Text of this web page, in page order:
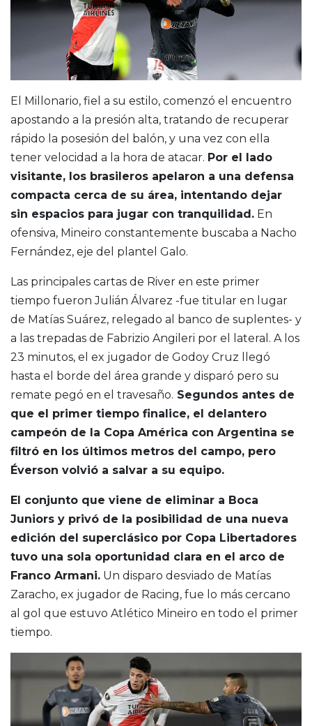
El Millonario, fiel a su estilo, comenzó el encuentro
apostando a la presión alta, tratando de recuperar
rápido la posesión del balón, y una vez con ella
tener velocidad a la hora de atacar. Por el lado
visitante, los brasileros apelaron a una defensa
compacta cerca de su área, intentando dejar
sin espacios para jugar con tranquilidad. En
ofensiva, Mineiro constantemente buscaba a Nacho
Fernández, eje del plantel Galo.
Las principales cartas de River en este primer
tiempo fueron Julián Álvarez -fue titular en lugar
de Matías Suárez, relegado al banco de suplentes- y
a las trepadas de Fabrizio Angileri por el lateral. A los
23 minutos, el ex jugador de Godoy Cruz llegó
hasta el borde del área grande y disparó pero su
remate pegó en el travesaño. Segundos antes de
que el primer tiempo finalice, el delantero
campeón de la Copa América con Argentina se
filtró en los últimos metros del campo, pero
Éverson volvió a salvar a su equipo.
El conjunto que viene de eliminar a Boca
Juniors y privó de la posibilidad de una nueva
edición del superclásico por Copa Libertadores
tuvo una sola oportunidad clara en el arco de
Franco Armani. Un disparo desviado de Matías
Zaracho, ex jugador de Racing, fue lo más cercano
al gol que estuvo Atlético Mineiro en todo el primer
tiempo.